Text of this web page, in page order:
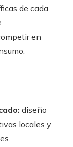
de cada
en
diseño
locales y